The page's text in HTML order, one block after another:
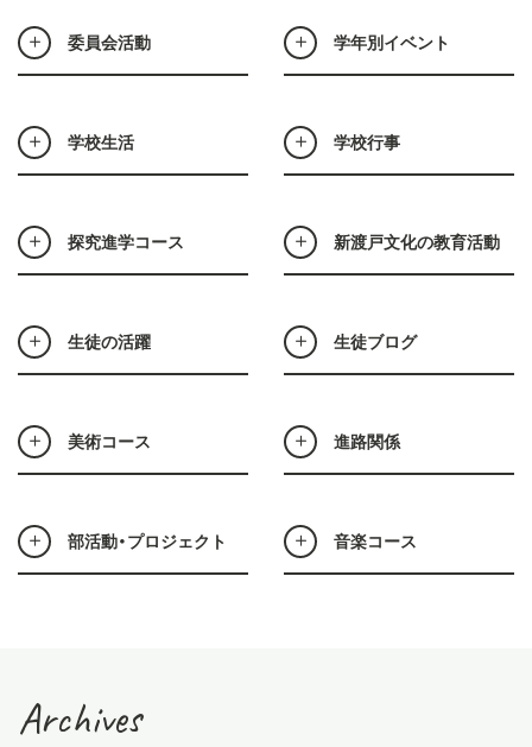
委員会活動 学年別イベント
学校生活 学校行事
探究進学コース 新渡戸文化の教育活動
生徒の活躍 生徒ブログ
美術コース 進路関係
部活動・プロジェクト 音楽コース
Archives